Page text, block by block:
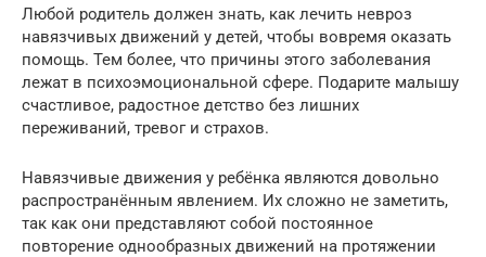
Любой родитель должен знать, как лечить невроз
навязчивых движений у детей, чтобы вовремя оказать
помощь. Тем более, что причины этого заболевания
лежат в психоэмоциональной сфере. Подарите малышу
счастливое, радостное детство без лишних
переживаний, тревог и страхов.
Навязчивые движения у ребёнка являются довольно
распространённым явлением. Их сложно не заметить,
так как они представляют собой постоянное
повторение однообразных движений на протяжении